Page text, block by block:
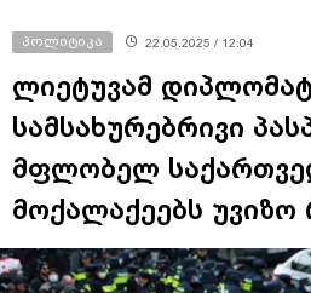
პოლიტიკა 22.05.2025 / 12:04
ლიეტუვამ
სამსახურებრივი
მფლობელ
მოქალაქეებს უვიზო